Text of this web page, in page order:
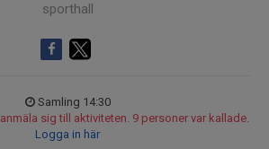
sporthall
Samling 14:30
sig till aktiviteten. 9 personer var kallade.
Logga in här